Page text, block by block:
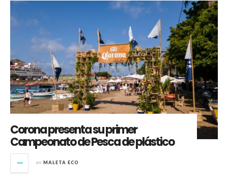
Corona presenta su primer
Campeonato de Pesca de plástico
en MALETA ECO